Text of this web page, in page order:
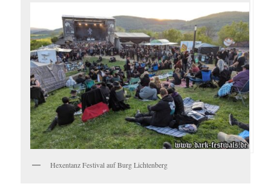
Hexentanz Festival auf Burg Lichtenberg